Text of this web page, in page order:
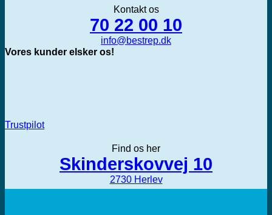
Kontakt os
70 22 00 10
info@bestrep.dk
Vores kunder elsker os!
Trustpilot
Find os her
Skinderskovvej 10
2730 Herlev